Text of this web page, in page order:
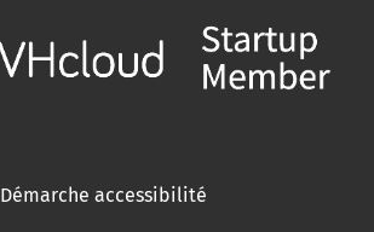
Démarche accessibilité